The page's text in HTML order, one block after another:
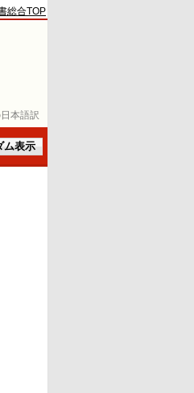
本語訳
総合TOP